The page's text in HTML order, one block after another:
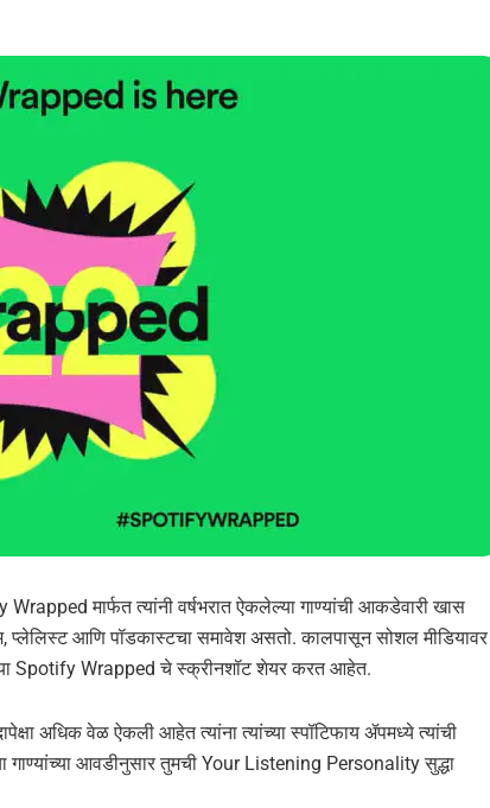
Wrapped मार्फत त्यांनी वर्षभरात ऐकलेल्या गाण्यांची आकडेवारी खास
प्लेलिस्ट आणि पॉडकास्टचा समावेश असतो. कालपासून सोशल मीडियावर
Spotify Wrapped चे स्क्रीनशॉट शेयर करत आहेत.
अधिक वेळ ऐकली आहेत त्यांना त्यांच्या स्पॉटिफाय ॲपमध्ये त्यांची
आवडीनुसार तुमची Your Listening Personality सुद्धा